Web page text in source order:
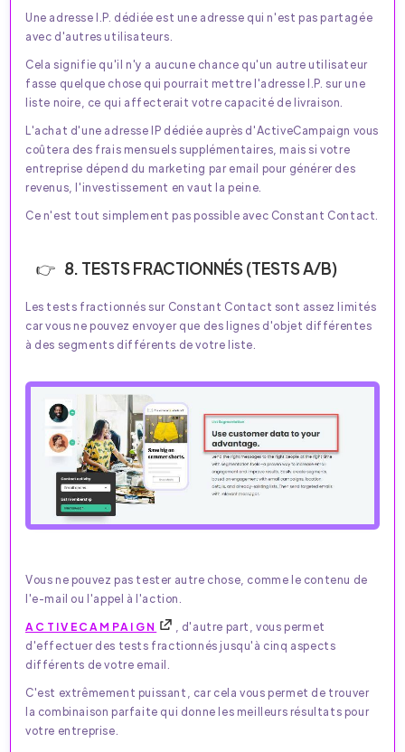
Une adresse I.P. dédiée est une adresse qui n'est pas partagée
avec d'autres utilisateurs.
Cela signifie qu'il n'y a aucune chance qu'un autre utilisateur
fasse quelque chose qui pourrait mettre l'adresse I.P. sur une
liste noire, ce qui affecterait votre capacité de livraison.
L'achat d'une adresse IP dédiée auprès d'ActiveCampaign vous
coûtera des frais mensuels supplémentaires, mais si votre
entreprise dépend du marketing par email pour générer des
revenus, l'investissement en vaut la peine.
Ce n'est tout simplement pas possible avec Constant Contact.
8. TESTS FRACTIONNÉS (TESTS A/B)
Les tests fractionnés sur Constant Contact sont assez limités
car vous ne pouvez envoyer que des lignes d'objet différentes
à des segments différents de votre liste.
Vous ne pouvez pas tester autre chose, comme le contenu de
l'e-mail ou l'appel à l'action.
ACTIVECAMPAIGN
, d'autre part, vous permet
d'effectuer des tests fractionnés jusqu'à cinq aspects
différents de votre email.
C'est extrêmement puissant, car cela vous permet de trouver
la combinaison parfaite qui donne les meilleurs résultats pour
votre entreprise.